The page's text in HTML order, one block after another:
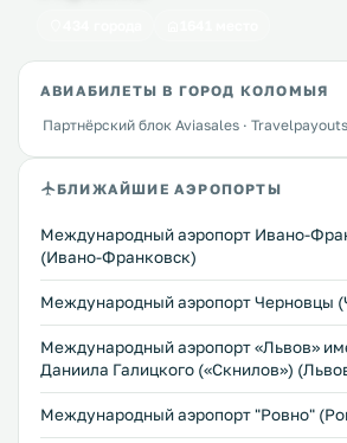
АВИАБИЛЕТЫ В ГОРОД КОЛОМЫЯ
Партнёрский блок Aviasales ·
БЛИЖАЙШИЕ АЭРОПОРТЫ
Международный аэропорт Ивано-
(Ивано-Франковск)
Международный аэропорт Черновцы
Междунарoдный аэропорт «Львов»
Даниила Галицкого («Скнилов»)
Междунарoдный аэропорт "Ровно"